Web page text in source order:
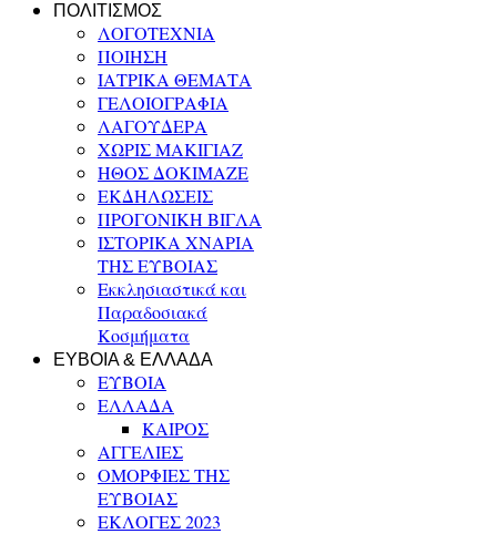
ΠΟΛΙΤΙΣΜΟΣ
ΛΟΓΟΤΕΧΝΙΑ
ΠΟΙΗΣΗ
ΙΑΤΡΙΚΑ ΘΕΜΑΤΑ
ΓΕΛΟΙΟΓΡΑΦΙΑ
ΛΑΓΟΥΔΕΡΑ
ΧΩΡΙΣ ΜΑΚΙΓΙΑΖ
ΗΘΟΣ ΔΟΚΙΜΑΖΕ
ΕΚΔΗΛΩΣΕΙΣ
ΠΡΟΓΟΝΙΚΗ ΒΙΓΛΑ
ΙΣΤΟΡΙΚΑ ΧΝΑΡΙΑ
ΤΗΣ ΕΥΒΟΙΑΣ
Εκκλησιαστικά και
Παραδοσιακά
Κοσμήματα
ΕΥΒΟΙΑ & ΕΛΛΑΔΑ
ΕΥΒΟΙΑ
ΕΛΛΑΔΑ
ΚΑΙΡΟΣ
ΑΓΓΕΛΙΕΣ
ΟΜΟΡΦΙΕΣ ΤΗΣ
ΕΥΒΟΙΑΣ
ΕΚΛΟΓΕΣ 2023